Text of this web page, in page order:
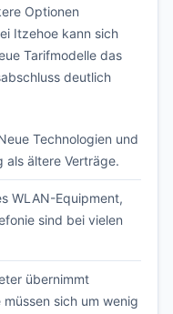
Optionen
Itzehoe kann sich
Tarifmodelle das
deutlich
Technologien und
als ältere Verträge.
WLAN-Equipment,
sind bei vielen
übernimmt
sich um wenig